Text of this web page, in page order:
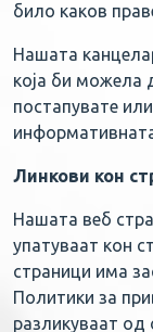
било каков
Нашата
која би можела
постапувате
Линкови кон
Нашата веб
упатуваат кон
страници има
Политики за
разликуваат од